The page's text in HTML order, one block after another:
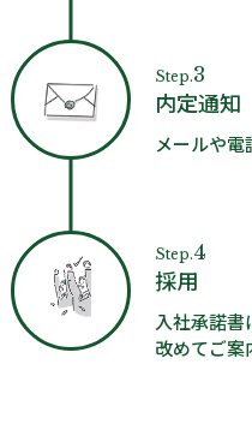
Step.3
内定通知
メールや電
Step.4
採用
入社承諾書
改めてご案